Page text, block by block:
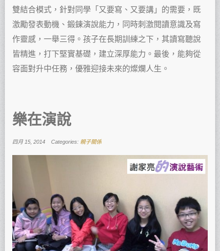
雙結合模式，針對同學「又要寫、又要講」的需要，既
激勵發表動機、鍛鍊演說能力，同時刺激閱讀意識及寫
作靈感，一舉三得。孩子在長期訓練之下，其讀寫聽說
皆精進，打下堅實基礎，建立深厚能力。最後，能夠從
容面對升中任務，優雅迎接未來的燦爛人生。
樂在演說
四月 15, 2014 Categories: 親子關係